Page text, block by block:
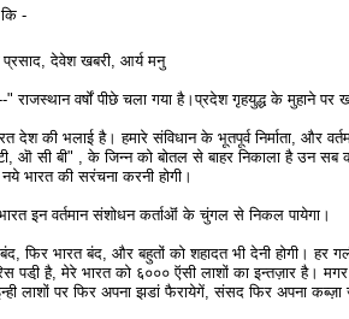
-
प्रसाद, देवेश खबरी, आर्य मनु
वर्षों पीछे चला गया है।प्रदेश गृहयुद्ध के मुहाने पर
देश की भलाई है। हमारे संविधान के भूतपूर्व निर्माता, और
ऒ सी बी" , के जिन्न को बोतल से बाहर निकाला है उन सब
की सरंचना करनी होगी।
इन वर्तमान संशोधन कर्ताऒं के चुंगल से निकल पायेगा।
फिर भारत बंद, और बहुतों को शहादत भी देनी होगी। हर
पडी़ है़, मेरे भारत को ६००० ऍसी लाशों का इन्तज़ार है। मगर
लाशों पर फिर अपना झडां फैरायेगें, संसद फिर अपना